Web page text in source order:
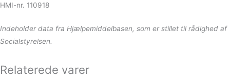
HMI-nr. 110918
Indeholder data fra Hjælpemiddelbasen, som er stillet til rådighed af
Socialstyrelsen.
Relaterede varer